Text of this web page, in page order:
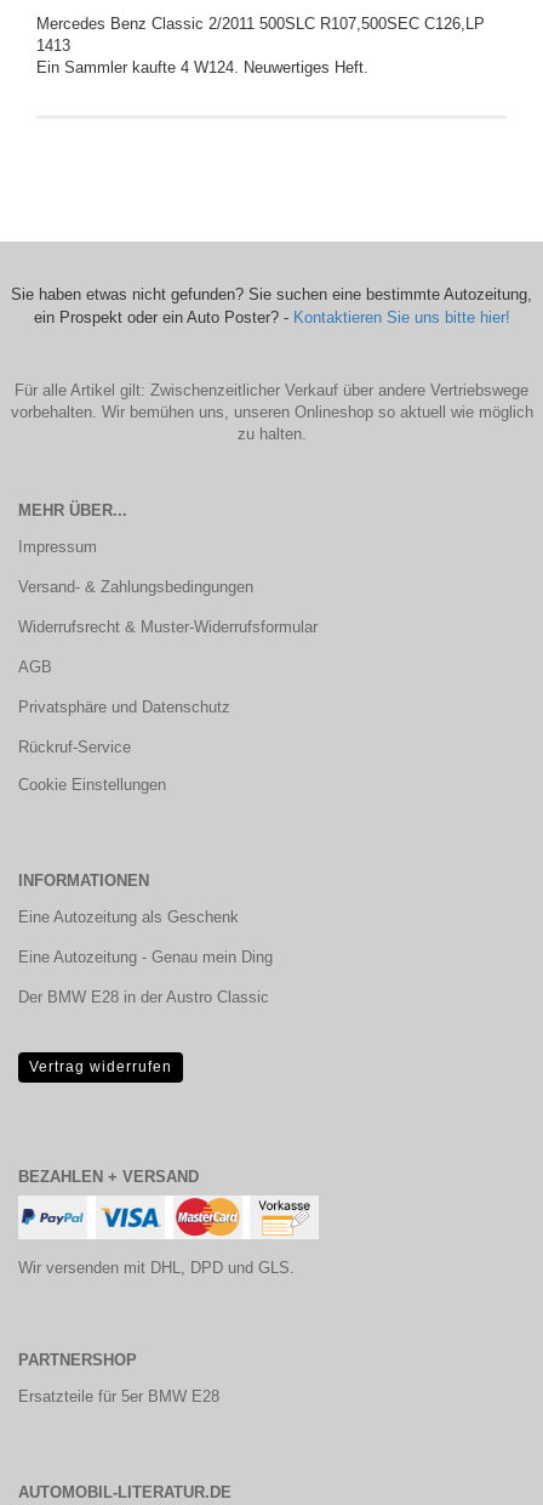
Mercedes Benz Classic 2/2011 500SLC R107,500SEC C126,LP
1413
Ein Sammler kaufte 4 W124. Neuwertiges Heft.
Sie haben etwas nicht gefunden? Sie suchen eine bestimmte Autozeitung,
ein Prospekt oder ein Auto Poster? - Kontaktieren Sie uns bitte hier!
Für alle Artikel gilt: Zwischenzeitlicher Verkauf über andere Vertriebswege
vorbehalten. Wir bemühen uns, unseren Onlineshop so aktuell wie möglich
zu halten.
MEHR ÜBER...
Impressum
Versand- & Zahlungsbedingungen
Widerrufsrecht & Muster-Widerrufsformular
AGB
Privatsphäre und Datenschutz
Rückruf-Service
Cookie Einstellungen
INFORMATIONEN
Eine Autozeitung als Geschenk
Eine Autozeitung - Genau mein Ding
Der BMW E28 in der Austro Classic
Vertrag widerrufen
BEZAHLEN + VERSAND
Wir versenden mit DHL, DPD und GLS.
PARTNERSHOP
Ersatzteile für 5er BMW E28
AUTOMOBIL-LITERATUR.DE